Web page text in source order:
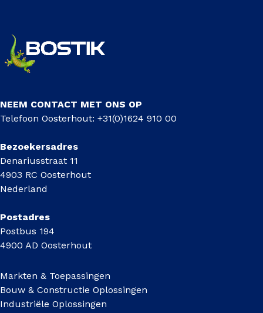
NEEM CONTACT MET ONS OP
Telefoon Oosterhout: +31(0)1624 910 00
Bezoekersadres
Denariusstraat 11
4903 RC Oosterhout
Nederland
Postadres
Postbus 194
4900 AD Oosterhout
Markten & Toepassingen
Bouw & Constructie Oplossingen
Industriële Oplossingen